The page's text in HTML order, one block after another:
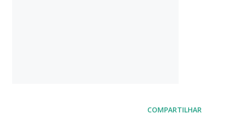
COMPARTILHAR